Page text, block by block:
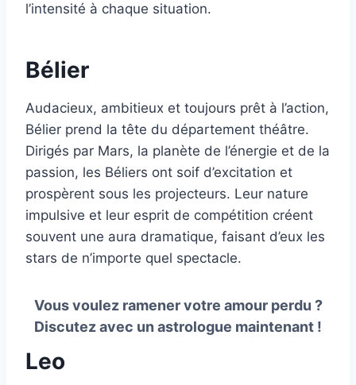
l’intensité à chaque situation.
Bélier
Audacieux, ambitieux et toujours prêt à l’action,
Bélier prend la tête du département théâtre.
Dirigés par Mars, la planète de l’énergie et de la
passion, les Béliers ont soif d’excitation et
prospèrent sous les projecteurs. Leur nature
impulsive et leur esprit de compétition créent
souvent une aura dramatique, faisant d’eux les
stars de n’importe quel spectacle.
Vous voulez ramener votre amour perdu ?
Discutez avec un astrologue maintenant !
Leo